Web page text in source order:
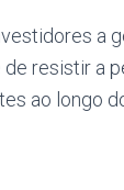
a
resistir a
ao longo